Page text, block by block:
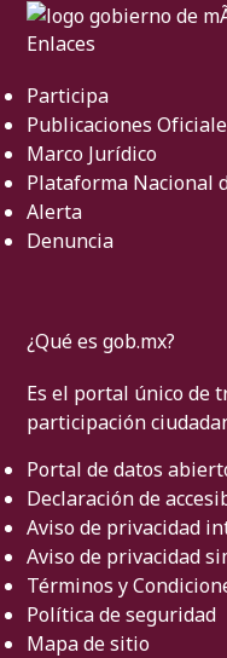
Enlaces
Participa
Publicaciones
Marco Jurídico
Plataforma Nacional
Alerta
Denuncia
¿Qué es gob.mx?
Es el portal único de
participación
Portal de datos
Declaración de
Aviso de privacidad
Aviso de privacidad
Términos y
Política de seguridad
Mapa de sitio